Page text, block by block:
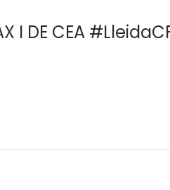
I DE CEA